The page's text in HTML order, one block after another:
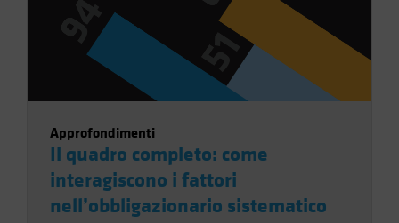
Approfondimenti
Il quadro completo: come
interagiscono i fattori
nell’obbligazionario sistematico